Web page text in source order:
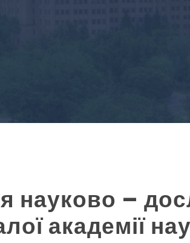
науково –
академії